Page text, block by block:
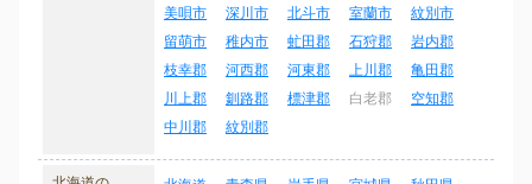
美唄市
深川市 北斗市 室蘭市
紋別市
留萌市
稚内市 虻田郡 石狩郡
岩内郡
枝幸郡
河西郡 河東郡 上川郡
亀田郡
川上郡
釧路郡 標津郡 白老郡
空知郡
中川郡
紋別郡